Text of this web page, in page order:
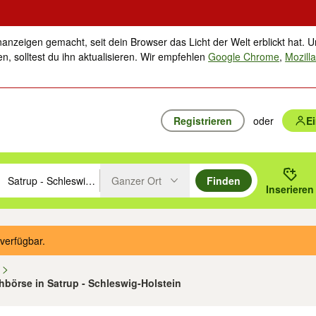
gemacht, seit dein Browser das Licht der Welt erblickt hat.
solltest du ihn aktualisieren. Wir empfehlenGoogle Chrome,
Registrieren oder
mit den Pfeiltasten nach oben/unten durchsuchen und mit
oder Ort eingeben. Eingabetaste drücken um zu suchen, oder
Ganzer Ort
Finden
Inserieren
in Satrup - Schleswig-Holstein